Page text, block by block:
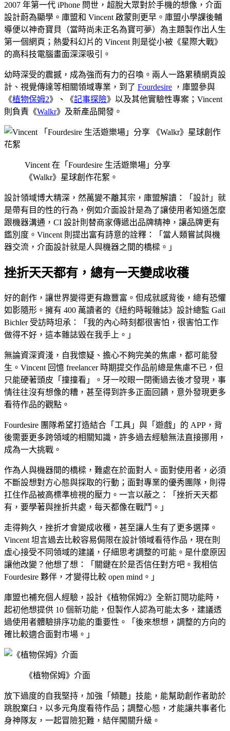
2007 年第一代 iPhone 問世，超脫大眾對於手機的想像，介面
設計蔚為顯學。庫盟和 Vincent 啟蒙則更早。庫盟小學課後輔
導便以神奇寶貝（當時尚未正名為寶可夢）為主題製作出人生
第一個網頁；熱愛科幻片的 Vincent 則是從小被《星際大戰》
的高科技電腦畫面深深吸引。
幼時深受的震撼，成為強而有力的召喚。兩人一路累積網頁設
計、視覺傳達等相關領域專業，到了 Fourdesire ，庫盟參與
《植物保姆2》、《記事探險》以及其他實驗性專案；Vincent
則負責《Walkr》及新產品開發。
Vincent 在「Fourdesire 生活遊樂場」分享
《Walkr》星球創作花絮。
設計領域博大精深，然萬變不離其宗，庫盟解讀：「設計」就
是帶有目的性的行為，例如介面設計是為了讓使用者知道怎麼
跟機器溝通，CI 設計則替商家傳遞出品牌精神，讓品牌更有
鑑別度。Vincent 則提出富有詩意的詮釋：「當人類嘗試與機
器交流，介面設計就是人與機器之間的橋樑。」
挫折天天都有，總有一天變成收穫
好的創作，讓世界變得更有趣豐富。但成就感背後，總有恐懼
如影隨形。擁有 400 萬讀者的《紐約時報雜誌》設計總監 Gail
Bichler 受訪時坦承：「我的內心時刻都很害怕，很害怕工作
做得不好，這本雜誌毀在我手上。」
無論資深資淺，自我懷疑、擔心不夠完美的焦慮，都可能發
生。Vincent 回憶 freelancer 時期提交作品前總是焦慮不已，但
只能硬著頭皮「撞撞看」。牙一咬眼一閉衝過去後才發現，事
情往往沒有想像的糟，甚至得到許多正面回饋，意外發現更多
看待作品的觀點。
Fourdesire 團隊希望打造結合「工具」與「遊戲」的 APP，背
後需要更多跨領域的相關知識，許多過去經驗無法直接挪用，
成為一大挑戰。
作為人與機器間的橋樑，難處在於面對人。面對使用者，必須
不斷設想對方心態與採取的行動；面對專業的優秀團隊，則得
扛住作品被高標準檢視的壓力。一言以蔽之：「挫折天天都
有，要學著與挫折共處，每天都像在戰鬥。」
走得夠久，挫折才會變成收穫，甚至讓人生有了更多選擇。
Vincent 坦言過去比較容易侷限在設計領域看待作品，現在則
虛心接受不同領域的建議，仔細思考調整的可能。是什麼原因
讓他改變？他想了想：「關鍵在於是否信任對方吧。我相信
Fourdesire 夥伴，才變得比較 open mind。」
庫盟也補充個人經驗，設計《植物保姆2》全新訂閱功能時，
起初他想提供 10 個新功能，但製作人認為可能太多，建議透
過使用者體驗排序功能的重要性。「後來想想，調整的方向的
確比較適合面對市場。」
《植物保姆》介面
放下過度的自我堅持，加強「傾聽」技能，能幫助創作者助於
跳脫窠臼，以多元角度看待作品；調整心態，才能讓共事者化
身神隊友，一起冒險犯難，結伴闖關升級。